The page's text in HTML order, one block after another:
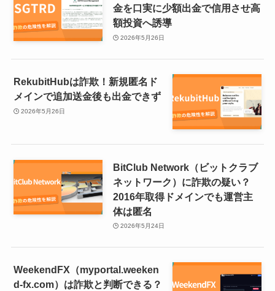
金を口実に少額出金で信用させ高
額投資へ誘導
2026年5月26日
RekubitHubは詐欺！新規匿名ド
メインで追加送金後も出金できず
2026年5月26日
BitClub Network（ビットクラブ
ネットワーク）に詐欺の疑い？
2016年取得ドメインでも運営主
体は匿名
2026年5月24日
WeekendFX（myportal.weeken
d-fx.com）は詐欺と判断できる？